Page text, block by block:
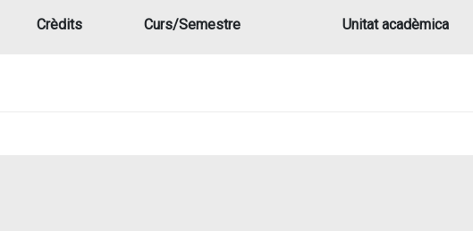
Crèdits Curs/Semestre Unitat acadèmica